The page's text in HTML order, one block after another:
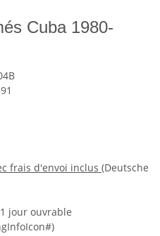
Cuba 1980-
frais d'envoi inclus (Deutsche
jour ouvrable